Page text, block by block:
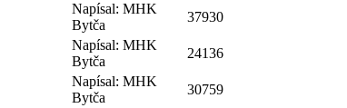
Napísal: MHK
Bytča
37930
Napísal: MHK
Bytča
24136
Napísal: MHK
Bytča
30759